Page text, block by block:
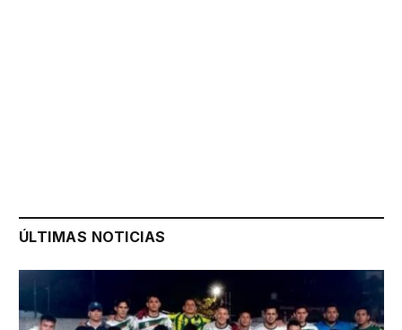
ÚLTIMAS NOTICIAS